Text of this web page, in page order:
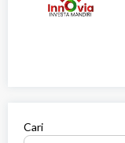
Cari